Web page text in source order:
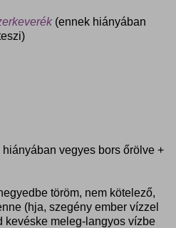
(ennek hiányában
vegyes bors őrölve +
töröm, nem kötelező,
(hja, szegény ember vízzel
kevéske meleg-langyos vízbe